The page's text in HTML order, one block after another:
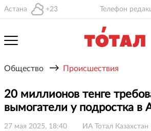
Астана +23 Телефон
Общество → Происшествия
20 миллионов тенге
вымогатели у подростка в
27 мая 2025, 18:40 ИА Тотал Казахстан